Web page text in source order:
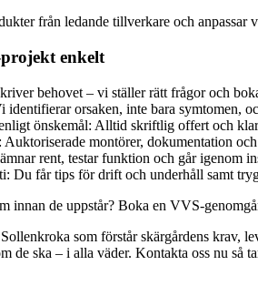
från ledande tillverkare och
enkelt
behovet – vi ställer rätt frågor och
orsaken, inte bara symtomen,
önskemål: Alltid skriftlig offert och
Auktoriserade montörer, dokumentation
rent, testar funktion och går igenom
Du får tips för drift och underhåll samt
innan de uppstår? Boka en VVS-
som förstår skärgårdens krav,
de ska – i alla väder. Kontakta oss nu så